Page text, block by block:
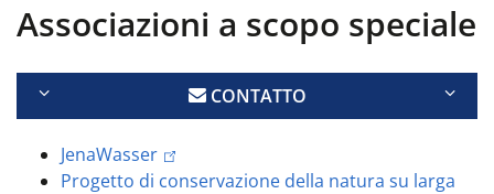
Associazioni a scopo speciale
CONTATTO
JenaWasser
Progetto di conservazione della natura su larga